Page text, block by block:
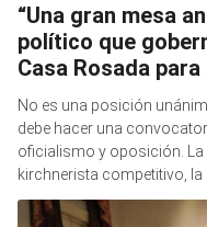
“Una gran mesa
político que
Casa Rosada para
No es una posición
debe hacer una
oficialismo y oposición.
kirchnerista competitivo,